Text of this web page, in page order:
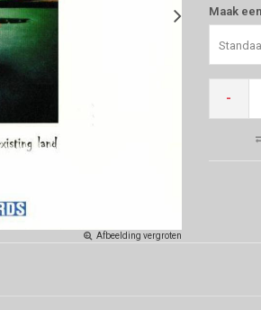
Afbeelding vergroten
Maak
-